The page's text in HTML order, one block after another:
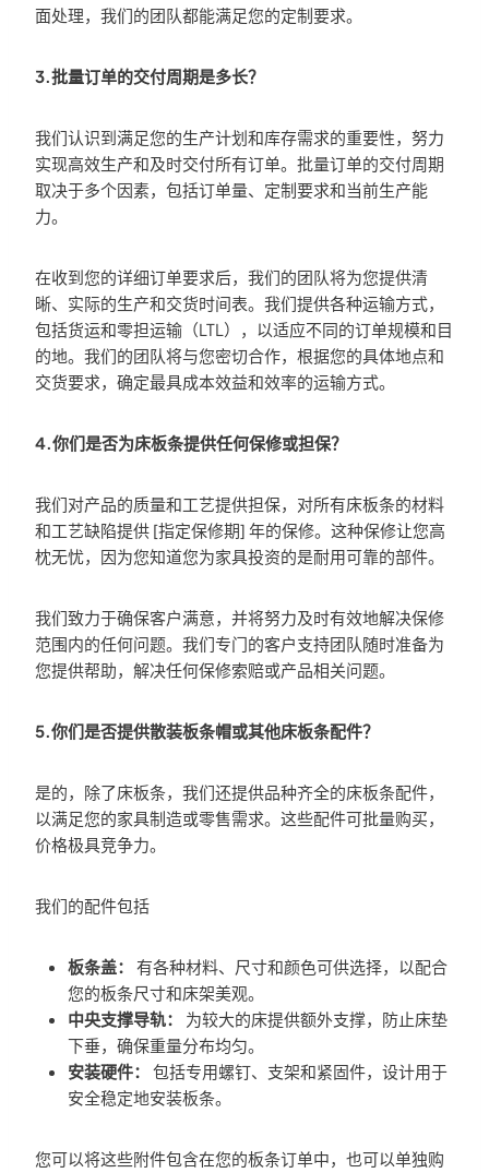
面处理，我们的团队都能满足您的定制要求。
3.批量订单的交付周期是多长？
我们认识到满足您的生产计划和库存需求的重要性，努力
实现高效生产和及时交付所有订单。批量订单的交付周期
取决于多个因素，包括订单量、定制要求和当前生产能
力。
在收到您的详细订单要求后，我们的团队将为您提供清
晰、实际的生产和交货时间表。我们提供各种运输方式，
包括货运和零担运输（LTL），以适应不同的订单规模和目
的地。我们的团队将与您密切合作，根据您的具体地点和
交货要求，确定最具成本效益和效率的运输方式。
4.你们是否为床板条提供任何保修或担保？
我们对产品的质量和工艺提供担保，对所有床板条的材料
和工艺缺陷提供 [指定保修期] 年的保修。这种保修让您高
枕无忧，因为您知道您为家具投资的是耐用可靠的部件。
我们致力于确保客户满意，并将努力及时有效地解决保修
范围内的任何问题。我们专门的客户支持团队随时准备为
您提供帮助，解决任何保修索赔或产品相关问题。
5.你们是否提供散装板条帽或其他床板条配件？
是的，除了床板条，我们还提供品种齐全的床板条配件，
以满足您的家具制造或零售需求。这些配件可批量购买，
价格极具竞争力。
我们的配件包括
板条盖：
有各种材料、尺寸和颜色可供选择，以配合
您的板条尺寸和床架美观。
中央支撑导轨：
为较大的床提供额外支撑，防止床垫
下垂，确保重量分布均匀。
安装硬件：
包括专用螺钉、支架和紧固件，设计用于
安全稳定地安装板条。
您可以将这些附件包含在您的板条订单中，也可以单独购